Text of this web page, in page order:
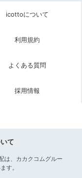
icottoについて
利用規約
よくある質問
採用情報
て
は、カカクコムグルー
す。